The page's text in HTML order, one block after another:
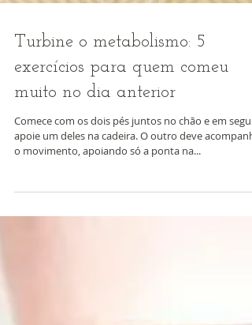
Turbine o metabolismo: 5
muito no dia anterior
o movimento, apoiando só a ponta na...